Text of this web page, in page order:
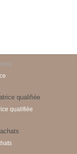
qualifiée